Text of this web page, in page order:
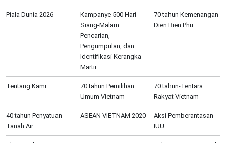
Piala Dunia 2026
Kampanye 500 Hari
Siang-Malam
Pencarian,
Pengumpulan, dan
Identifikasi Kerangka
Martir
70 tahun Kemenangan
Dien Bien Phu
Tentang Kami
70 tahun Pemilihan
Umum Vietnam
70 tahun-Tentara
Rakyat Vietnam
40 tahun Penyatuan
Tanah Air
ASEAN VIETNAM 2020
Aksi Pemberantasan
IUU